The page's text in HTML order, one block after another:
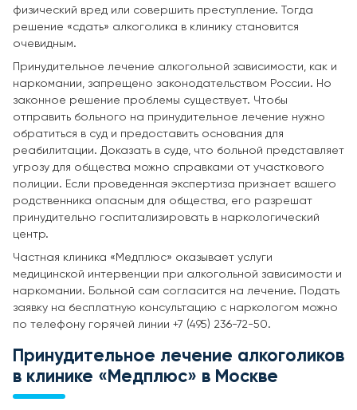
физический вред или совершить преступление. Тогда
решение «сдать» алкоголика в клинику становится
очевидным.
Принудительное лечение алкогольной зависимости, как и
наркомании, запрещено законодательством России. Но
законное решение проблемы существует. Чтобы
отправить больного на принудительное лечение нужно
обратиться в суд и предоставить основания для
реабилитации. Доказать в суде, что больной представляет
угрозу для общества можно справками от участкового
полиции. Если проведенная экспертиза признает вашего
родственника опасным для общества, его разрешат
принудительно госпитализировать в наркологический
центр.
Частная клиника «Медплюс» оказывает услуги
медицинской интервенции при алкогольной зависимости и
наркомании. Больной сам согласится на лечение. Подать
заявку на бесплатную консультацию с наркологом можно
по телефону горячей линии +7 (495) 236-72-50.
Принудительное лечение алкоголиков
в клинике «Медплюс» в Москве